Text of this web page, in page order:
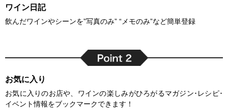
ワイン日記
飲んだワインやシーンを”写真のみ” “メモのみ”など簡単登録
お気に入り
お気に入りのお店や、ワインの楽しみがひろがるマガジン･レシピ･
イベント情報をブックマークできます！